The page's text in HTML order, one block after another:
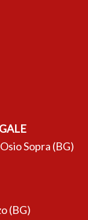
Sopra (BG)
(BG)